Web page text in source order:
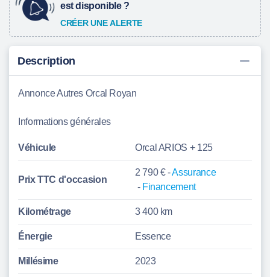
est disponible ?
CRÉER UNE ALERTE
Description
Annonce Autres Orcal Royan
Informations générales
Véhicule Orcal ARIOS + 125
Prix TTC d'occasion
2 790 € -Assurance
- Financement
Kilométrage 3 400 km
Énergie Essence
Millésime 2023